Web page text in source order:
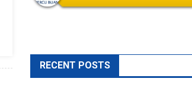
RECENT POSTS